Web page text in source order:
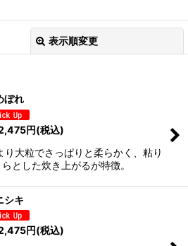
表示順変更
絞り込む
ぼれ
円(税込)
り大粒でさっぱりと柔らかく、粘り
とした炊き上がるが特徴。
シキ
円(税込)